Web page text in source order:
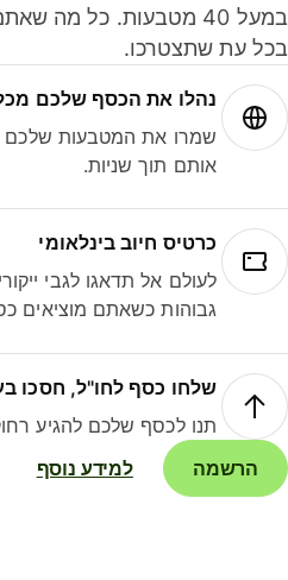
במעל 40 מטבעות. כל מה
עת שתצטרכו.
נהלו את הכסף שלכם מכל
שמרו את המטבעות שלכם
אותם תוך שניות.
כרטיס חיוב בינלאומי
לעולם אל תדאגו לגבי
גבוהות כשאתם מוציאים
שלחו כסף לחו"ל, חסכו
תנו לכסף שלכם להגיע
הרשמה
למידע נוסף